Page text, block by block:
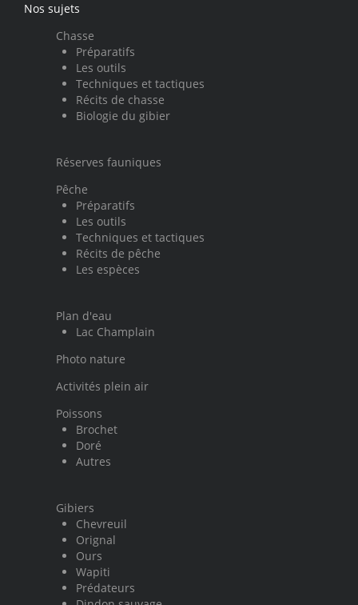
Nos sujets
Chasse
Préparatifs
Les outils
Techniques et tactiques
Récits de chasse
Biologie du gibier
Réserves fauniques
Pêche
Préparatifs
Les outils
Techniques et tactiques
Récits de pêche
Les espèces
Plan d'eau
Lac Champlain
Photo nature
Activités plein air
Poissons
Brochet
Doré
Autres
Gibiers
Chevreuil
Orignal
Ours
Wapiti
Prédateurs